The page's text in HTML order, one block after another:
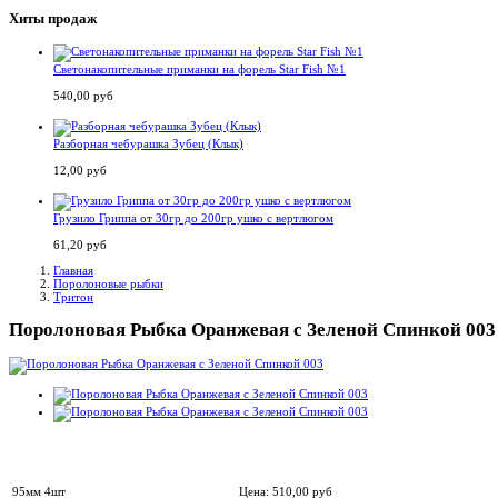
Хиты продаж
Светонакопительные приманки на форель Star Fish №1
540,00 руб
Разборная чебурашка Зубец (Клык)
12,00 руб
Грузило Гриппа от 30гр до 200гр ушко с вертлюгом
61,20 руб
Главная
Поролоновые рыбки
Тритон
Поролоновая Рыбка Оранжевая с Зеленой Спинкой 003
95мм 4шт Цена: 510,00 руб